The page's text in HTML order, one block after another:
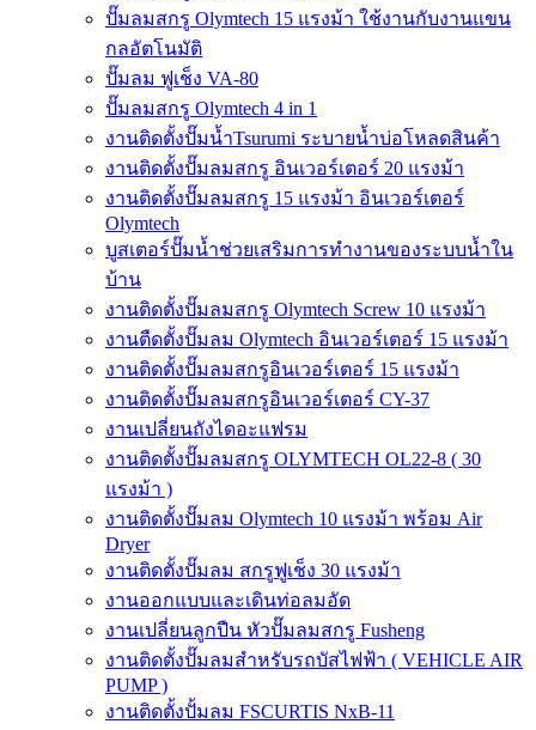
ปั๊มลมสกรู Olymtech 15 แรงม้า ใช้งานกับงานแขน
กลอัตโนมัติ
ปั๊มลม ฟูเช็ง VA-80
ปั๊มลมสกรู Olymtech 4 in 1
งานติดตั้งปั๊มน้ำTsurumi ระบายน้ำบ่อโหลดสินค้า
งานติดตั้งปั๊มลมสกรู อินเวอร์เตอร์ 20 แรงม้า
งานติดตั้งปั๊มลมสกรู 15 แรงม้า อินเวอร์เตอร์
Olymtech
บูสเตอร์ปั๊มน้ำช่วยเสริมการทำงานของระบบน้ำใน
บ้าน
งานติดตั้งปั๊มลมสกรู Olymtech Screw 10 แรงม้า
งานตืดตั้งปั๊มลม Olymtech อินเวอร์เตอร์ 15 แรงม้า
งานติดตั้งปั๊มลมสกรูอินเวอร์เตอร์ 15 แรงม้า
งานติดตั้งปั๊มลมสกรูอินเวอร์เตอร์ CY-37
งานเปลี่ยนถังไดอะแฟรม
งานติดตั้งปั๊มลมสกรู OLYMTECH OL22-8 ( 30
แรงม้า )
งานติดตั้งปั๊มลม Olymtech 10 แรงม้า พร้อม Air
Dryer
งานติดตั้งปั๊มลม สกรูฟูเช็ง 30 แรงม้า
งานออกแบบและเดินท่อลมอัด
งานเปลี่ยนลูกปืน หัวปั๊มลมสกรู Fusheng
งานติดตั้งปั๊มลมสำหรับรถบัสไฟฟ้า ( VEHICLE AIR
PUMP )
งานติดตั้งปั้มลม FSCURTIS NxB-11